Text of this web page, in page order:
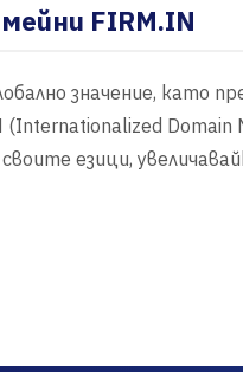
FIRM.IN
значение, като
Domain
езици,